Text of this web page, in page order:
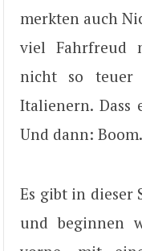
merkten auch
viel Fahrfreud
nicht so teuer
Italienern. Dass
Und dann: Boom.
Es gibt in dieser
und beginnen